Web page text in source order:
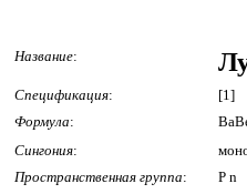
Название:
Спецификация:
[1]
Формула:
Сингония:
Пространственная группа:
P n